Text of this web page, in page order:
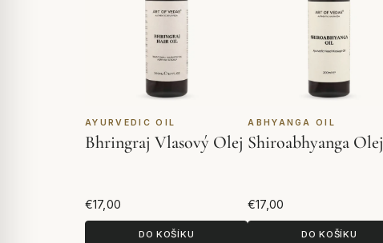
AYURVEDIC OIL
Bhringraj Vlasový Olej
€17,00
DO KOŠÍKU
ABHYANGA OIL
Shiroabhyanga Olej
€17,00
DO KOŠÍKU